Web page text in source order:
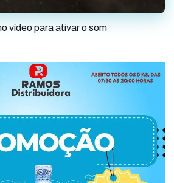
vídeo para ativar o som